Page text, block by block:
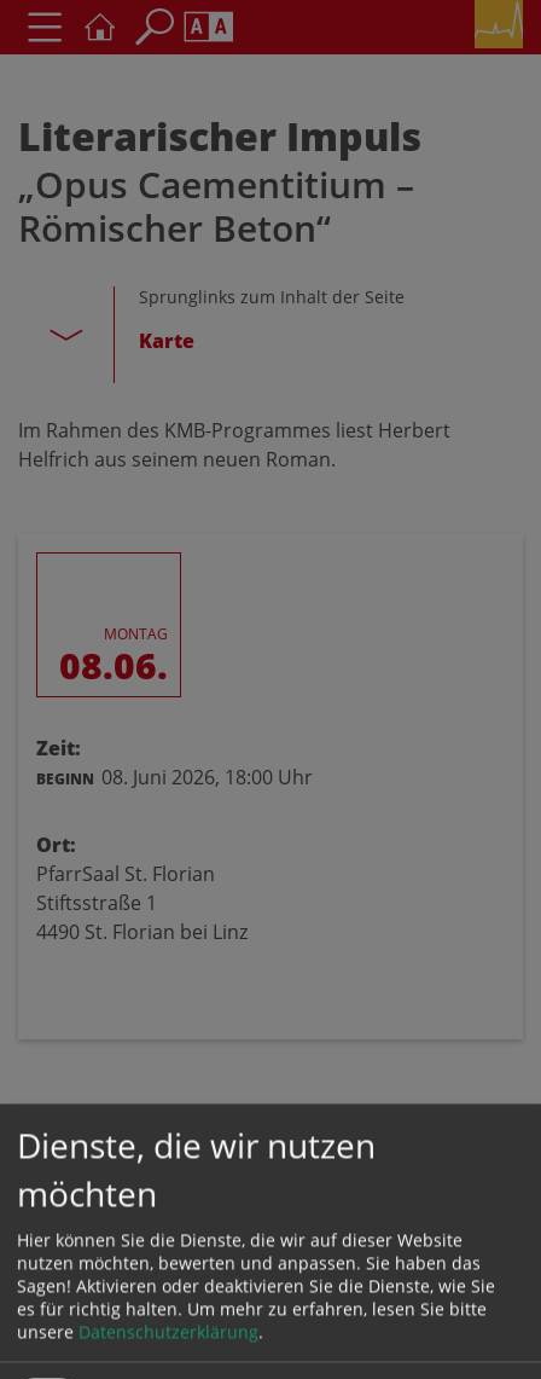
Schriftgröße
AAA
Kontrasteinstellungen
A A A
Literarischer Impuls
„Opus Caementitium –
Römischer Beton“
Sprunglinks zum Inhalt der Seite
Karte
Im Rahmen des KMB-Programmes liest Herbert
Helfrich aus seinem neuen Roman.
MONTAG
08.06.
Zeit:
BEGINN 08. Juni 2026, 18:00 Uhr
Ort:
PfarrSaal St. Florian
Stiftsstraße 1
4490 St. Florian bei Linz
Karte:
Zustimmung erforderlich!
Bitte akzeptieren Sie
Cookies von Google Mapsund
laden Sie
die Seite neu , um diesen Inhalt sehen zu können.
Dienste, die wir nutzen
möchten
Hier können Sie die Dienste, die wir auf dieser Website
nutzen möchten, bewerten und anpassen. Sie haben das
Sagen! Aktivieren oder deaktivieren Sie die Dienste, wie Sie
es für richtig halten. Um mehr zu erfahren, lesen Sie bitte
unsere Datenschutzerklärung.